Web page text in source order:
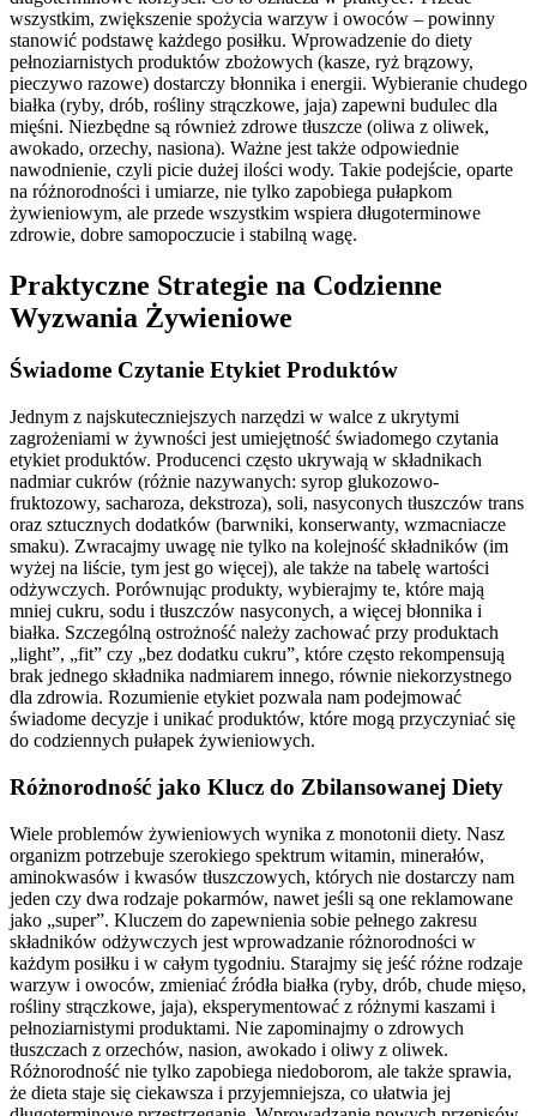
wszystkim, zwiększenie spożycia warzyw i owoców – powinny
stanowić podstawę każdego posiłku. Wprowadzenie do diety
pełnoziarnistych produktów zbożowych (kasze, ryż brązowy,
pieczywo razowe) dostarczy błonnika i energii. Wybieranie chudego
białka (ryby, drób, rośliny strączkowe, jaja) zapewni budulec dla
mięśni. Niezbędne są również zdrowe tłuszcze (oliwa z oliwek,
awokado, orzechy, nasiona). Ważne jest także odpowiednie
nawodnienie, czyli picie dużej ilości wody. Takie podejście, oparte
na różnorodności i umiarze, nie tylko zapobiega pułapkom
żywieniowym, ale przede wszystkim wspiera długoterminowe
zdrowie, dobre samopoczucie i stabilną wagę.
Praktyczne Strategie na Codzienne
Wyzwania Żywieniowe
Świadome Czytanie Etykiet Produktów
Jednym z najskuteczniejszych narzędzi w walce z ukrytymi
zagrożeniami w żywności jest umiejętność świadomego czytania
etykiet produktów. Producenci często ukrywają w składnikach
nadmiar cukrów (różnie nazywanych: syrop glukozowo-
fruktozowy, sacharoza, dekstroza), soli, nasyconych tłuszczów trans
oraz sztucznych dodatków (barwniki, konserwanty, wzmacniacze
smaku). Zwracajmy uwagę nie tylko na kolejność składników (im
wyżej na liście, tym jest go więcej), ale także na tabelę wartości
odżywczych. Porównując produkty, wybierajmy te, które mają
mniej cukru, sodu i tłuszczów nasyconych, a więcej błonnika i
białka. Szczególną ostrożność należy zachować przy produktach
„light”, „fit” czy „bez dodatku cukru”, które często rekompensują
brak jednego składnika nadmiarem innego, równie niekorzystnego
dla zdrowia. Rozumienie etykiet pozwala nam podejmować
świadome decyzje i unikać produktów, które mogą przyczyniać się
do codziennych pułapek żywieniowych.
Różnorodność jako Klucz do Zbilansowanej Diety
Wiele problemów żywieniowych wynika z monotonii diety. Nasz
organizm potrzebuje szerokiego spektrum witamin, minerałów,
aminokwasów i kwasów tłuszczowych, których nie dostarczy nam
jeden czy dwa rodzaje pokarmów, nawet jeśli są one reklamowane
jako „super”. Kluczem do zapewnienia sobie pełnego zakresu
składników odżywczych jest wprowadzanie różnorodności w
każdym posiłku i w całym tygodniu. Starajmy się jeść różne rodzaje
warzyw i owoców, zmieniać źródła białka (ryby, drób, chude mięso,
rośliny strączkowe, jaja), eksperymentować z różnymi kaszami i
pełnoziarnistymi produktami. Nie zapominajmy o zdrowych
tłuszczach z orzechów, nasion, awokado i oliwy z oliwek.
Różnorodność nie tylko zapobiega niedoborom, ale także sprawia,
że dieta staje się ciekawsza i przyjemniejsza, co ułatwia jej